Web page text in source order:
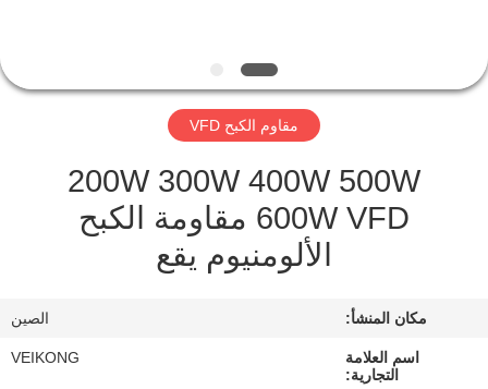
الجودة
اطلب
اقتباس
مقاوم الكبح VFD
200W 300W 400W 500W
600W VFD مقاومة الكبح
الألومنيوم يقع
مكان المنشأ: الصين
اسم العلامة
التجارية:
VEIKONG